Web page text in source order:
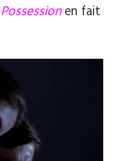
Possessionen fait